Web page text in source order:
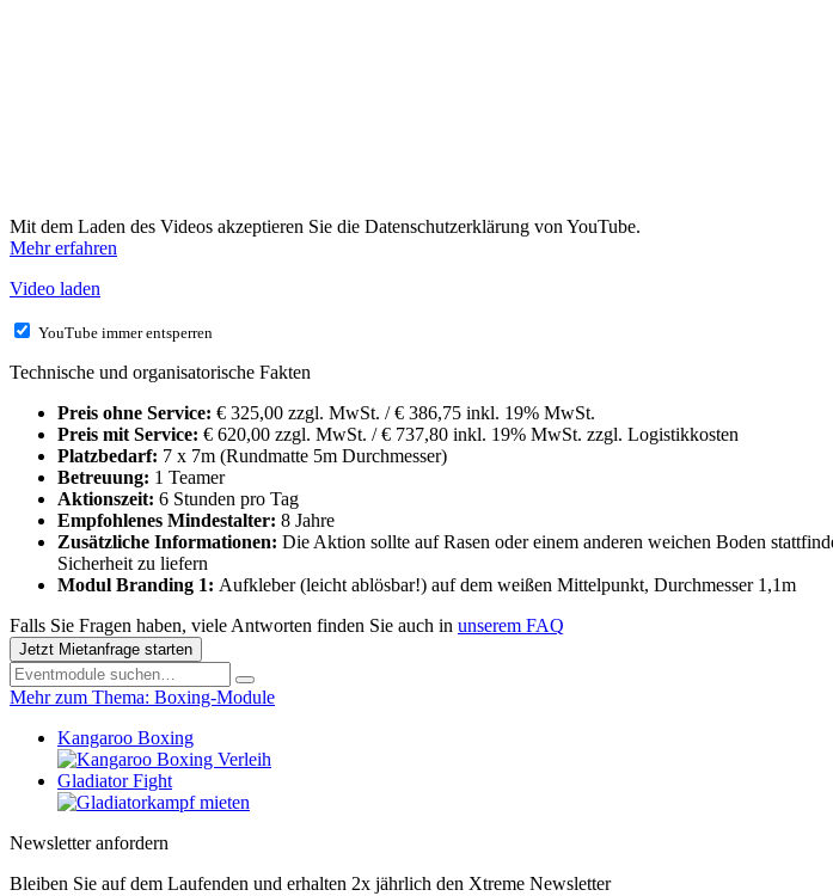
Mit dem Laden des Videos akzeptieren Sie die Datenschutzerklärung von YouTube.
Mehr erfahren
Video laden
YouTube immer entsperren
Technische und organisatorische Fakten
Preis ohne Service: € 325,00 zzgl. MwSt. / € 386,75 inkl. 19% MwSt.
Preis mit Service: € 620,00 zzgl. MwSt. / € 737,80 inkl. 19% MwSt. zzgl. Logistikkosten
Platzbedarf: 7 x 7m (Rundmatte 5m Durchmesser)
Betreuung: 1 Teamer
Aktionszeit: 6 Stunden pro Tag
Empfohlenes Mindestalter: 8 Jahre
Zusätzliche Informationen: Die Aktion sollte auf Rasen oder einem anderen weichen Boden
Sicherheit zu liefern
Modul Branding 1: Aufkleber (leicht ablösbar!) auf dem weißen Mittelpunkt, Durchmesser 1,1m
Falls Sie Fragen haben, viele Antworten finden Sie auch in unserem FAQ
Jetzt Mietanfrage starten
Mehr zum Thema: Boxing-Module
Kangaroo Boxing
Gladiator Fight
Newsletter anfordern
Bleiben Sie auf dem Laufenden und erhalten 2x jährlich den Xtreme Newsletter